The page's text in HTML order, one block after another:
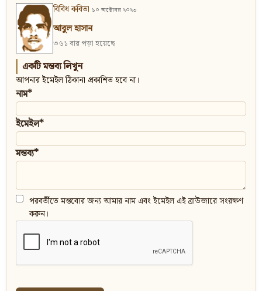
বিবিধ কবিতা ১০ অক্টোবর ২০২৩
আবুল হাসান
৩৬১ বার পড়া হয়েছে
একটি মন্তব্য লিখুন
আপনার ইমেইল ঠিকানা প্রকাশিত হবে না।
নাম*
ইমেইল*
মন্তব্য*
পরবর্তীতে মন্তব্যের জন্য আমার নাম এবং ইমেইল এই ব্রাউজারে সংরক্ষণ
করুন।